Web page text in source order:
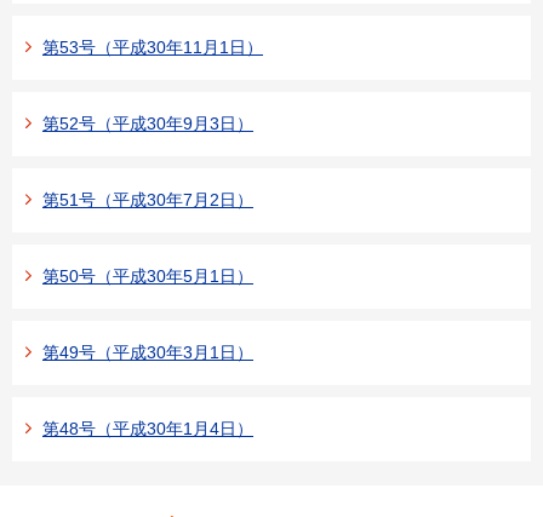
第53号（平成30年11月1日）
第52号（平成30年9月3日）
第51号（平成30年7月2日）
第50号（平成30年5月1日）
第49号（平成30年3月1日）
第48号（平成30年1月4日）